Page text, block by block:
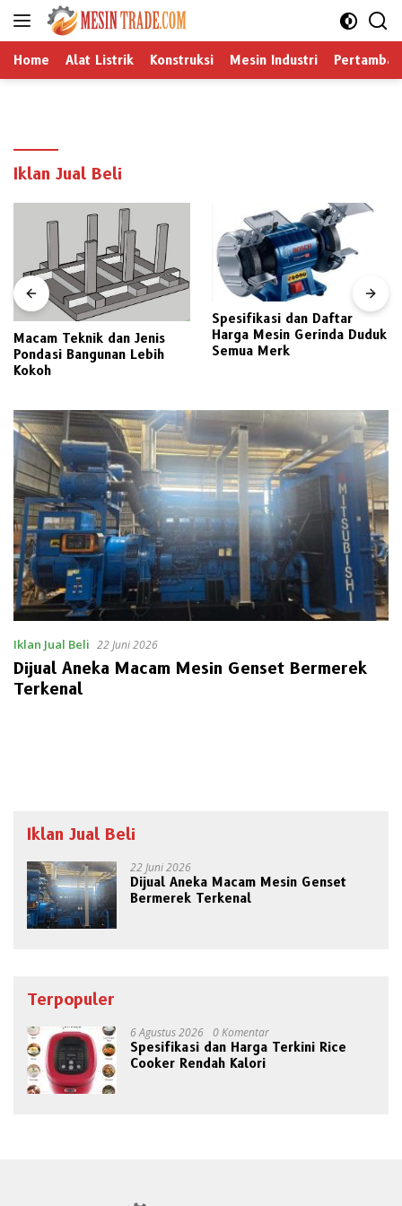
Langsung
Home Alat Listrik Konstruksi Mesin Industri
Iklan Jual Beli
Macam Teknik dan Jenis
Pondasi Bangunan Lebih
Kokoh
Spesifikasi dan Daftar
Harga Mesin Gerinda Duduk
Semua Merk
Iklan Jual Beli 22 Juni 2026
Dijual Aneka Macam Mesin Genset Bermerek
Terkenal
Iklan Jual Beli
22 Juni 2026
Dijual Aneka Macam Mesin Genset
Bermerek Terkenal
Terpopuler
6 Agustus 2026 0 Komentar
Spesifikasi dan Harga Terkini Rice
Cooker Rendah Kalori